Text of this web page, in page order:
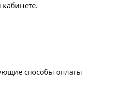
способы оплаты